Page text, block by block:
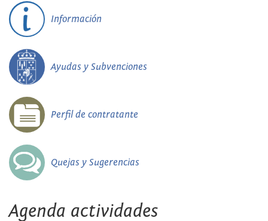
Información
Ayudas y Subvenciones
Perfil de contratante
Quejas y Sugerencias
Agenda actividades